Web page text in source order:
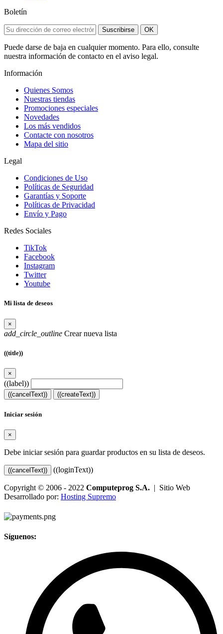
Boletín
Suscribirse OK
Puede darse de baja en cualquier momento. Para ello, consulte
nuestra información de contacto en el aviso legal.
Información
Quienes Somos
Nuestras tiendas
Promociones especiales
Novedades
Los más vendidos
Contacte con nosotros
Mapa del sitio
Legal
Condiciones de Uso
Políticas de Seguridad
Garantías y Soporte
Políticas de Privacidad
Envío y Pago
Redes Sociales
TikTok
Facebook
Instagram
Twitter
Youtube
Mi lista de deseos
×
add_circle_outline Crear nueva lista
((title))
×
((label))
((cancelText)) ((createText))
Iniciar sesión
×
Debe iniciar sesión para guardar productos en su lista de deseos.
((cancelText)) ((loginText))
Copyright © 2006 - 2022 Computeprog S.A. | Sitio Web
Desarrollado por: Hosting Supremo
Síguenos: